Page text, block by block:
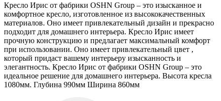
Кресло Ирис от фабрики OSHN Group – это изысканное и
комфортное кресло, изготовленное из высококачественных
материалов. Оно имеет привлекательный дизайн и прекрасно
подходит для домашнего интерьера. Кресло Ирис имеет
прочную конструкцию и предлагает максимальный комфорт
при использовании. Оно имеет привлекательный цвет ,
который придаст вашему интерьеру изысканность и
элегантность. Кресло Ирис от фабрики OSHN Group – это
идеальное решение для домашнего интерьера. Высота кресла
1080мм. Глубина 990мм Ширина 860мм